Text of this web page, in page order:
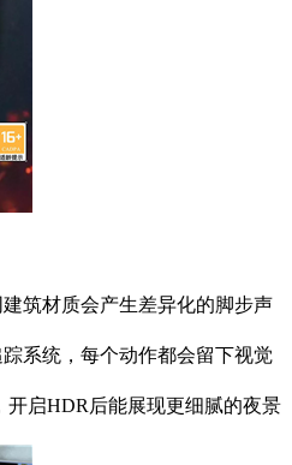
筑材质会产生差异化的脚步声
系统，每个动作都会留下视觉
启HDR后能展现更细腻的夜景